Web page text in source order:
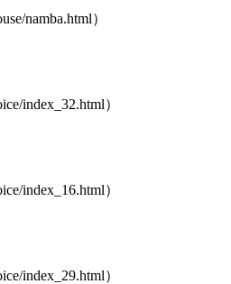
namba.html）
index_32.html）
index_16.html）
index_29.html）